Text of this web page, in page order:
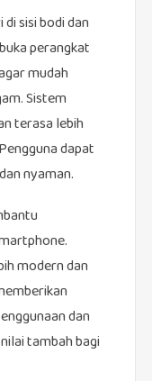
sisi bodi dan
perangkat
mudah
Sistem
terasa lebih
dapat
nyaman.
modern dan
dan
tambah bagi